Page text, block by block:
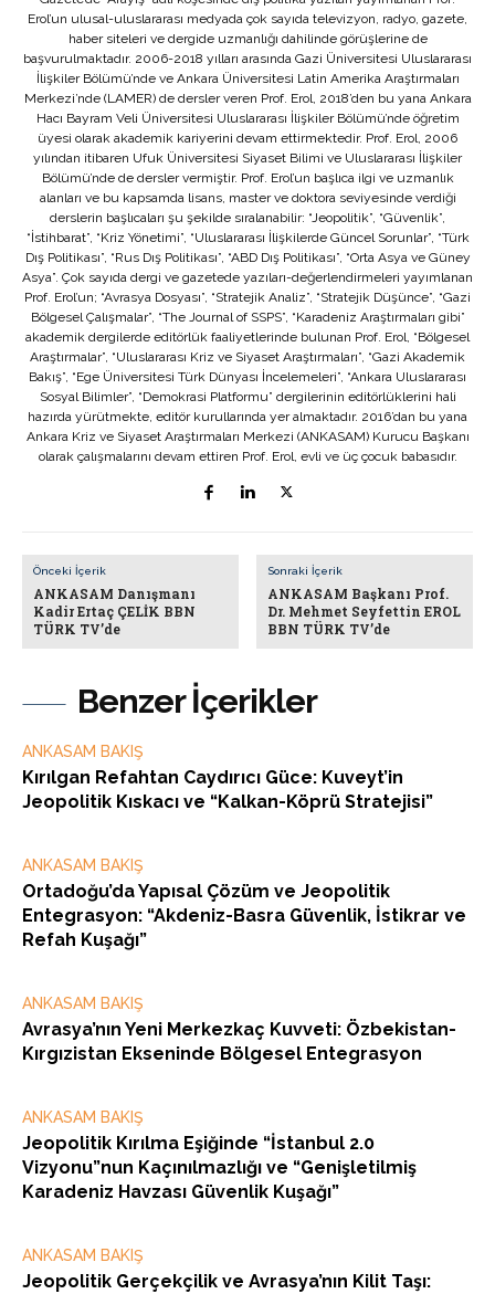
Benzer İçerikler
ANKASAM BAKIŞ
Kırılgan Refahtan Caydırıcı Güce: Kuveyt’in
Jeopolitik Kıskacı ve “Kalkan-Köprü Stratejisi”
ANKASAM BAKIŞ
Ortadoğu’da Yapısal Çözüm ve Jeopolitik
Entegrasyon: “Akdeniz-Basra Güvenlik, İstikrar ve
Refah Kuşağı”
ANKASAM BAKIŞ
Avrasya’nın Yeni Merkezkaç Kuvveti: Özbekistan-
Kırgızistan Ekseninde Bölgesel Entegrasyon
ANKASAM BAKIŞ
Jeopolitik Kırılma Eşiğinde “İstanbul 2.0
Vizyonu”nun Kaçınılmazlığı ve “Genişletilmiş
Karadeniz Havzası Güvenlik Kuşağı”
ANKASAM BAKIŞ
Jeopolitik Gerçekçilik ve Avrasya’nın Kilit Taşı:
Erol’un ulusal-uluslararası medyada çok sayıda televizyon, radyo, gazete,
haber siteleri ve dergide uzmanlığı dahilinde görüşlerine de
başvurulmaktadır. 2006-2018 yılları arasında Gazi Üniversitesi Uluslararası
İlişkiler Bölümü’nde ve Ankara Üniversitesi Latin Amerika Araştırmaları
Merkezi’nde (LAMER) de dersler veren Prof. Erol, 2018’den bu yana Ankara
Hacı Bayram Veli Üniversitesi Uluslararası İlişkiler Bölümü’nde öğretim
üyesi olarak akademik kariyerini devam ettirmektedir. Prof. Erol, 2006
yılından itibaren Ufuk Üniversitesi Siyaset Bilimi ve Uluslararası İlişkiler
Bölümü’nde de dersler vermiştir. Prof. Erol’un başlıca ilgi ve uzmanlık
alanları ve bu kapsamda lisans, master ve doktora seviyesinde verdiği
derslerin başlıcaları şu şekilde sıralanabilir: “Jeopolitik”, “Güvenlik”,
“İstihbarat”, “Kriz Yönetimi”, “Uluslararası İlişkilerde Güncel Sorunlar”, “Türk
Dış Politikası”, “Rus Dış Politikası”, “ABD Dış Politikası”, “Orta Asya ve Güney
Asya”. Çok sayıda dergi ve gazetede yazıları-değerlendirmeleri yayımlanan
Prof. Erol’un; “Avrasya Dosyası”, “Stratejik Analiz”, “Stratejik Düşünce”, “Gazi
Bölgesel Çalışmalar”, “The Journal of SSPS”, “Karadeniz Araştırmaları gibi”
akademik dergilerde editörlük faaliyetlerinde bulunan Prof. Erol, “Bölgesel
Araştırmalar”, “Uluslararası Kriz ve Siyaset Araştırmaları”, “Gazi Akademik
Bakış”, “Ege Üniversitesi Türk Dünyası İncelemeleri”, “Ankara Uluslararası
Sosyal Bilimler”, “Demokrasi Platformu” dergilerinin editörlüklerini hali
hazırda yürütmekte, editör kurullarında yer almaktadır. 2016’dan bu yana
Ankara Kriz ve Siyaset Araştırmaları Merkezi (ANKASAM) Kurucu Başkanı
olarak çalışmalarını devam ettiren Prof. Erol, evli ve üç çocuk babasıdır.
Önceki İçerik
ANKASAM Danışmanı
Kadir Ertaç ÇELİK BBN
TÜRK TV’de
Sonraki İçerik
ANKASAM Başkanı Prof.
Dr. Mehmet Seyfettin EROL
BBN TÜRK TV’de